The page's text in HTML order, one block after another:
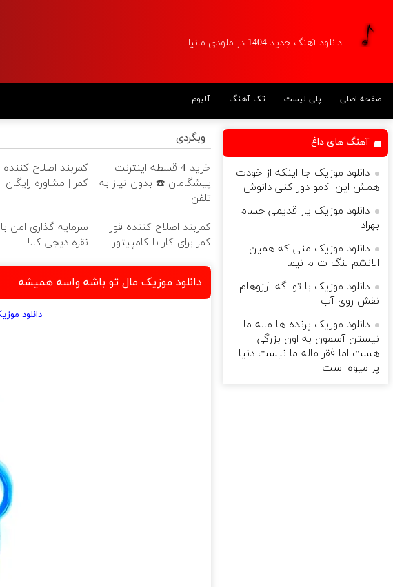
دانلود آهنگ جدید 1404 در ملودی مانیا
صفحه اصلی پلی لیست تک آهنگ آلبوم
وبگردی
خرید 4 قسطه اینترنت
پیشگامان ☎️ بدون نیاز به
تلفن
کمربند اصلاح کننده
کمر | مشاوره رایگان
کمربند اصلاح کننده قوز
کمر برای کار با کامپیتور
سرمایه گذاری امن
نقره دیجی کالا
دانلود موزیک مال تو باشه واسه همیشه
دانلود
آهنگ های داغ
دانلود موزیک جا اینکه از خودت
همش این آدمو دور کنی دانوش
دانلود موزیک یار قدیمی حسام
بهراد
دانلود موزیک منی که همین
الانشم لنگ ت م نیما
دانلود موزیک با تو اگه آرزوهام
نقش روی آب
دانلود موزیک پرنده ها ماله ما
نیستن آسمون به اون بزرگی
هست اما فقر ماله ما نیست دنیا
پر میوه است